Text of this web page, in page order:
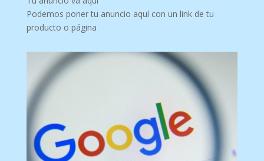
Podemos poner tu anuncio aquí con un link de tu
producto o página